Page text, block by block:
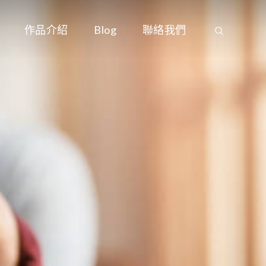
作品介紹 Blog 聯絡我們